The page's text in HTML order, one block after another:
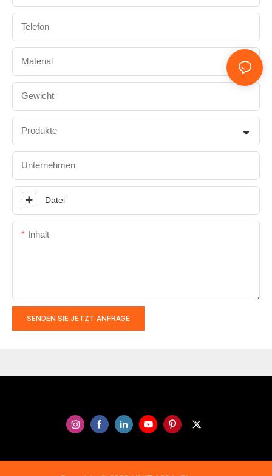
Telefon
Material
Gewicht
Produkte
Unternehmen
Datei
Inhalt
SENDEN SIE JETZT ANFRAGE